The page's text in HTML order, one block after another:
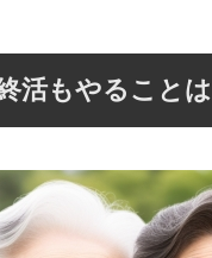
活もやること